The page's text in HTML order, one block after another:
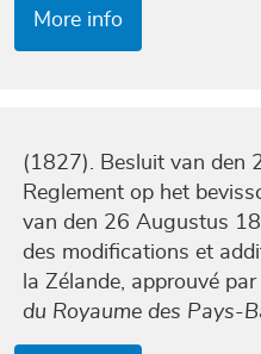
More info
(1827). Besluit van den
Reglement op het
van den 26 Augustus
des modifications et
la Zélande, approuvé
du Royaume des Pays-